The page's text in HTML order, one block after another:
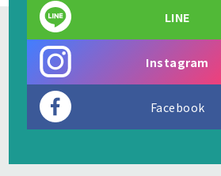
LINE
Instagram
Facebook